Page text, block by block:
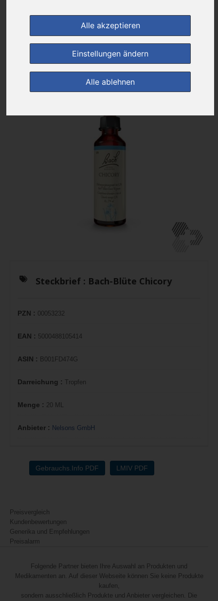
Alle akzeptieren
Einstellungen ändern
Alle ablehnen
im Shop bestellen
zur Einkaufsliste
Steckbrief : Bach-Blüte Chicory
PZN : 00053232
EAN : 5000488105414
ASIN : B001FD474G
Darreichung : Tropfen
Menge : 20 ML
Anbieter : Nelsons GmbH
Gebrauchs.Info PDF LMIV PDF
Preisvergleich
Kundenbewertungen
Generika und Empfehlungen
Preisalarm
Folgende Partner bieten Ihre Auswahl an Produkten und
Medikamenten an. Auf dieser Webseite können Sie keine Produkte
kaufen,
sondern ausschließlich Produkte und Anbieter vergleichen. Die